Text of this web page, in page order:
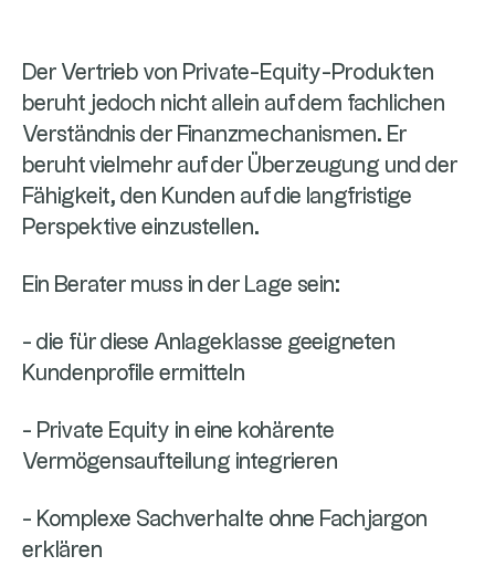
Der Vertrieb von Private-Equity-Produkten
beruht jedoch nicht allein auf dem fachlichen
Verständnis der Finanzmechanismen. Er
beruht vielmehr auf der Überzeugung und der
Fähigkeit, den Kunden auf die langfristige
Perspektive einzustellen.
Ein Berater muss in der Lage sein:
- die für diese Anlageklasse geeigneten
Kundenprofile ermitteln
- Private Equity in eine kohärente
Vermögensaufteilung integrieren
- Komplexe Sachverhalte ohne Fachjargon
erklären